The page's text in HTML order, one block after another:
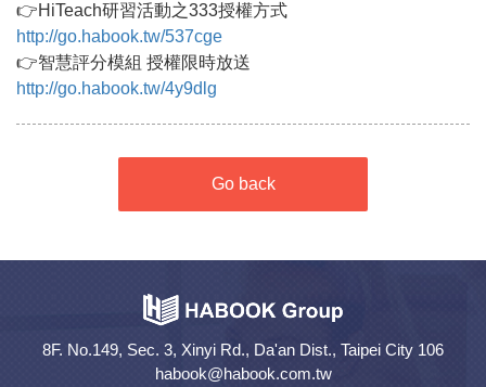
👉HiTeach研習活動之333授權方式
http://go.habook.tw/537cge
👉智慧評分模組 授權限時放送
http://go.habook.tw/4y9dlg
Go back
8F. No.149, Sec. 3, Xinyi Rd., Da'an Dist., Taipei City 106
habook@habook.com.tw